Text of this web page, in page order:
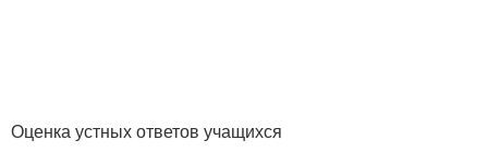
Оценка устных ответов учащихся